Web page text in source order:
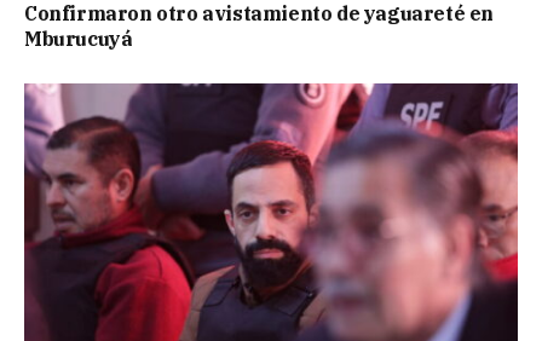
Confirmaron otro avistamiento de yaguareté en
Mburucuyá